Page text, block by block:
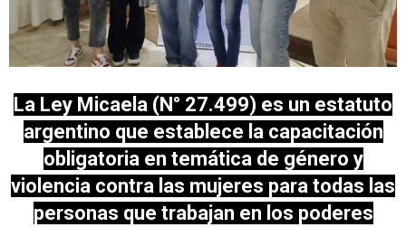
La Ley Micaela (N° 27.499) es un estatuto
argentino que establece la capacitación
obligatoria en temática de género y
violencia contra las mujeres para todas las
personas que trabajan en los poderes